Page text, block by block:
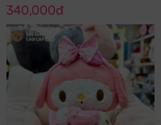
340,000đ